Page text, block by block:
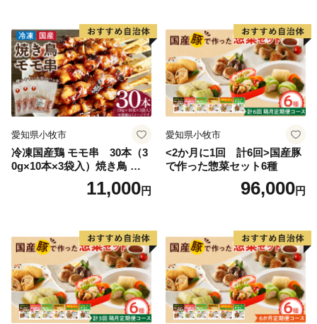
材 お家居酒屋 にんにく
居酒屋 ねぎま ネギマ
愛知県小牧市
冷凍国産鶏 モモ串 30本（3
0g×10本×3袋入）焼き鳥 おつ
まみ バーベキュー 小分け 国
産 鶏肉 焼鳥 やきとり 串 惣
11,000円
愛知県小牧市
<2か月に1回 計6回>国産豚
で作った惣菜セット6種
96,000円